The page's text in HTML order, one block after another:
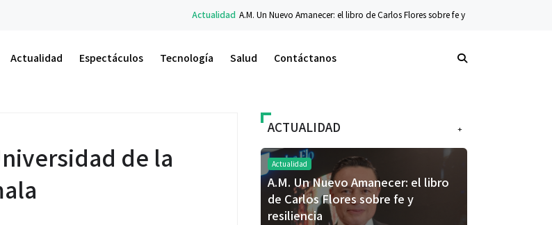
A.M. Un Nuevo Amanecer: el libro de Carlos Flores sobre fe y resiliencia Tecnología
Actualidad Espectáculos Tecnología Salud Contáctanos
de la
+
ACTUALIDAD
Actualidad
A.M. Un Nuevo Amanecer: el libro
de Carlos Flores sobre fe y
resiliencia